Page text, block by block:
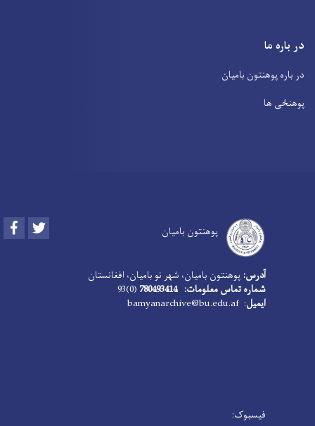
در باره ما
در باره پوهنتون بامیان
پوهنځی ها
پوهنتون بامیان Facebook
آدرس: پوهنتون بامیان، شهر نو بامیان، افغانستان
شماره تماس معلومات: 780493414
(0)93
ایمیل: bamyanarchive@bu.edu.af
فیسبوک: